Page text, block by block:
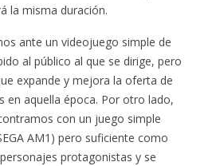
la misma duración.
ante un videojuego simple de
al público al que se dirige, pero
expande y mejora la oferta de
en aquella época. Por otro lado,
con un juego simple
AM1) pero suficiente como
protagonistas y se